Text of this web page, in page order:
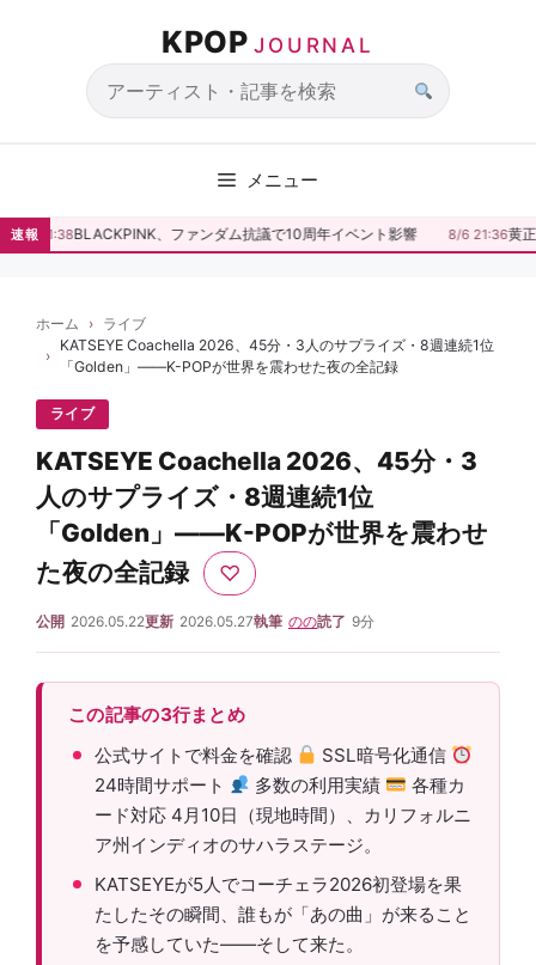
キ
ッ
KPOP JOURNAL
サ
検
索
メニュー
速報
8/6 21:38BLACKPINK、ファンダム抗議で10周年イベント影響 8/6 21:36黄正
ホーム
ライブ
KATSEYE Coachella 2026、45分・3人のサプライズ・8週連続1位
「Golden」——K-POPが世界を震わせた夜の全記録
ライブ
KATSEYE Coachella 2026、45分・3
人のサプライズ・8週連続1位
「Golden」——K-POPが世界を震わせ
た夜の全記録
♡
公開 2026.05.22更新 2026.05.27執筆 のの読了 9分
この記事の3行まとめ
公式サイトで料金を確認
SSL暗号化通信
24時間サポート
多数の利用実績
各種カ
ード対応 4月10日（現地時間）、カリフォルニ
ア州インディオのサハラステージ。
KATSEYEが5人でコーチェラ2026初登場を果
たしたその瞬間、誰もが「あの曲」が来ること
を予感していた——そして来た。